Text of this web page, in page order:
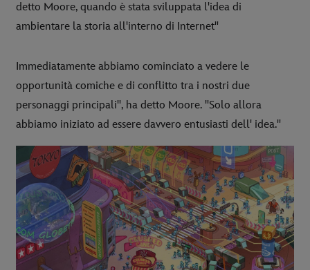
detto Moore, quando è stata sviluppata l'idea di
ambientare la storia all'interno di Internet"
Immediatamente abbiamo cominciato a vedere le
opportunità comiche e di conflitto tra i nostri due
personaggi principali", ha detto Moore. "Solo allora
abbiamo iniziato ad essere davvero entusiasti dell' idea."